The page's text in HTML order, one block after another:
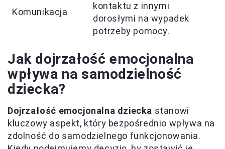
Komunikacja
kontaktu z innymi
dorosłymi na wypadek
potrzeby pomocy.
Jak dojrzałość emocjonalna
wpływa na samodzielność
dziecka?
Dojrzałość emocjonalna dziecka stanowi
kluczowy aspekt, który bezpośrednio wpływa na
zdolność do samodzielnego funkcjonowania.